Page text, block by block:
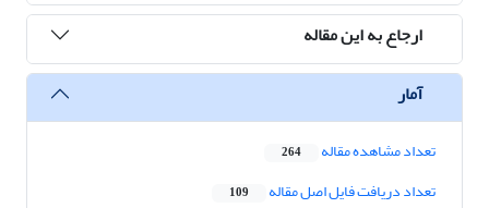
ارجاع به این مقاله
آمار
تعداد مشاهده مقاله 264
تعداد دریافت فایل اصل مقاله 109